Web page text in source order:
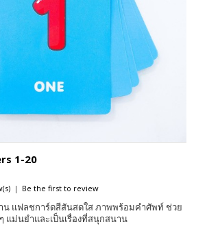
1-20
| Be the first to review
น แฟลชการ์ดสีสันสดใส ภาพพร้อมคำศัพท์ ช่วย
แม่นยำและเป็นเรื่องที่สนุกสนาน